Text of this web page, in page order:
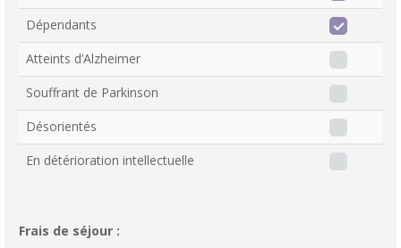
Dépendants
Atteints d’Alzheimer
Souffrant de Parkinson
Désorientés
En détérioration intellectuelle
Frais de séjour :